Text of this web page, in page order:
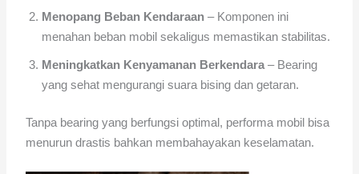
Menopang Beban Kendaraan – Komponen ini
menahan beban mobil sekaligus memastikan stabilitas.
Meningkatkan Kenyamanan Berkendara – Bearing
yang sehat mengurangi suara bising dan getaran.
Tanpa bearing yang berfungsi optimal, performa mobil bisa
menurun drastis bahkan membahayakan keselamatan.